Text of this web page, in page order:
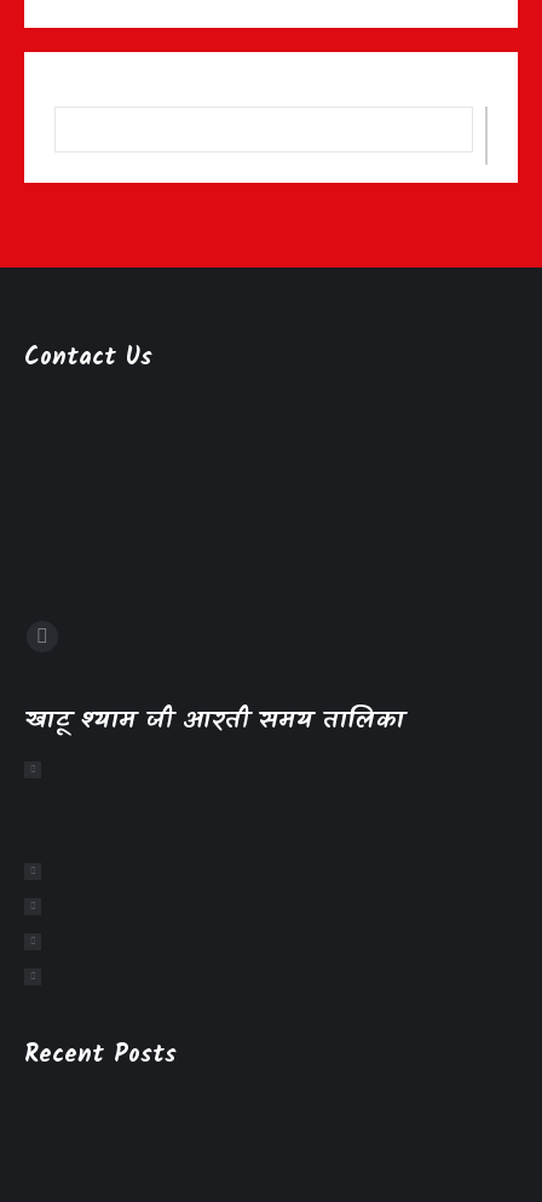
Contact Us
खाटू श्याम जी आरती समय तालिका
Recent Posts